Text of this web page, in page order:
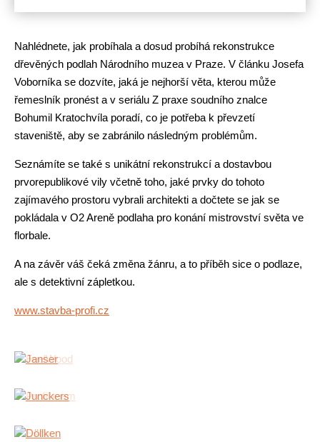
Nahlédnete, jak probíhala a dosud probíhá rekonstrukce
dřevěných podlah Národního muzea v Praze. V článku Josefa
Voborníka se dozvíte, jaká je nejhorší věta, kterou může
řemeslník pronést a v seriálu Z praxe soudního znalce
Bohumil Kratochvíla poradí, co je potřeba k převzetí
staveniště, aby se zabránilo následným problémům.
Seznámíte se také s unikátní rekonstrukcí a dostavbou
prvorepublikové vily včetně toho, jaké prvky do tohoto
zajímavého prostoru vybrali architekti a dočtete se jak se
pokládala v O2 Areně podlaha pro konání mistrovství světa ve
florbale.
A na závěr váš čeká změna žánru, a to příběh sice o podlaze,
ale s detektivní zápletkou.
www.stavba-profi.cz